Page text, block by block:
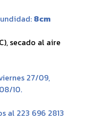
8cm
secado al aire
27/09,
10.
al 223 696 2813